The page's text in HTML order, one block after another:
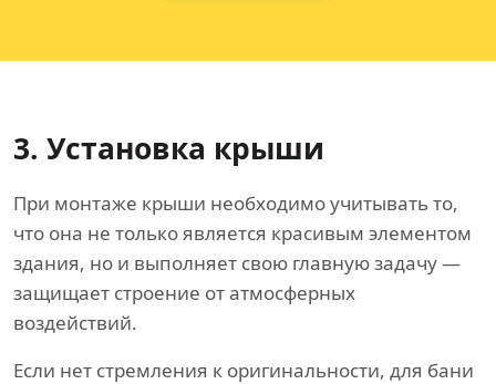
3. Установка крыши
При монтаже крыши необходимо учитывать то,
что она не только является красивым элементом
здания, но и выполняет свою главную задачу —
защищает строение от атмосферных
воздействий.
Если нет стремления к оригинальности, для бани